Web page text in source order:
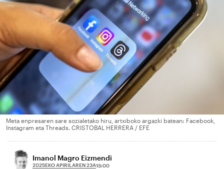
Meta enpresaren sare sozialetako hiru, artxiboko argazki batean: Facebook,
Instagram eta Threads. CRISTOBAL HERRERA / EFE
Imanol Magro Eizmendi
2025EKO APIRILAREN 23A13:00